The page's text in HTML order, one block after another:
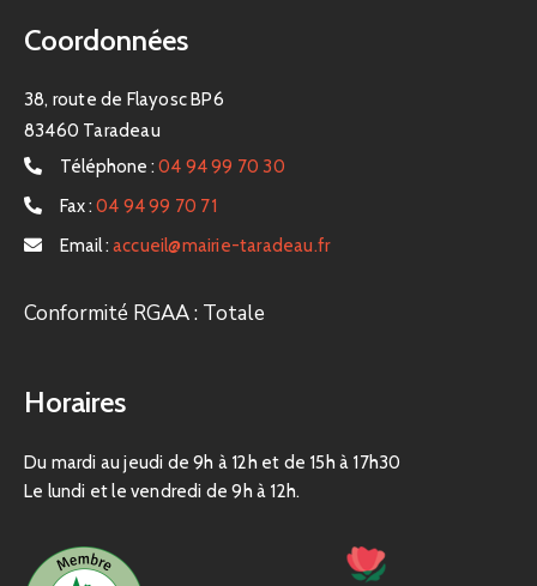
Coordonnées
38, route de Flayosc BP6
83460 Taradeau
Téléphone : 04 94 99 70 30
Fax : 04 94 99 70 71
Email : accueil@mairie-taradeau.fr
Conformité RGAA : Totale
Horaires
Du mardi au jeudi de 9h à 12h et de 15h à 17h30
Le lundi et le vendredi de 9h à 12h.